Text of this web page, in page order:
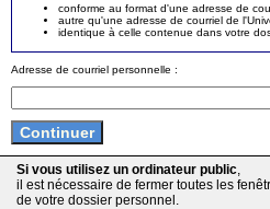
conforme au format d'une adresse de
autre qu'une adresse de courriel de
identique à celle contenue dans votre
Adresse de courriel personnelle :
Si vous utilisez un ordinateur public,
il est nécessaire de fermer toutes les
de votre dossier personnel.